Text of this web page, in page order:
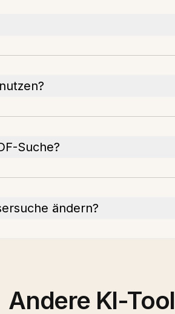
Suche?
ändern?
Andere KI-